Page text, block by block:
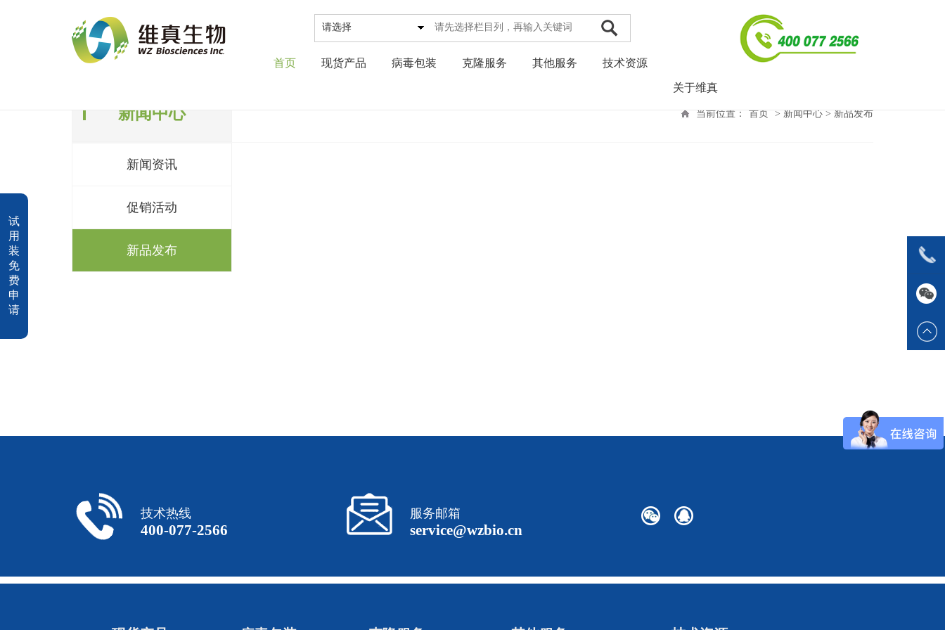
请选择
首页 现货产品 病毒包装 克隆服务 其他服务 技术资源
关于维真
新闻中心
新闻资讯
促销活动
新品发布
当前位置： 首页 > 新闻中心 > 新品发布
试
用
装
免
费
申
请
技术热线
400-077-2566
服务邮箱
service@wzbio.cn